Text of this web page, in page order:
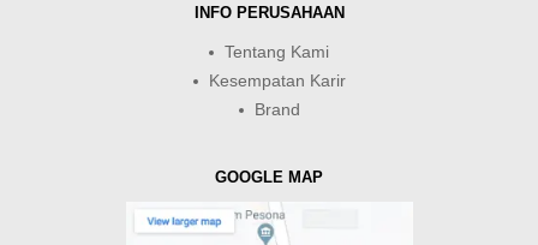
INFO PERUSAHAAN
Tentang Kami
Kesempatan Karir
Brand
GOOGLE MAP